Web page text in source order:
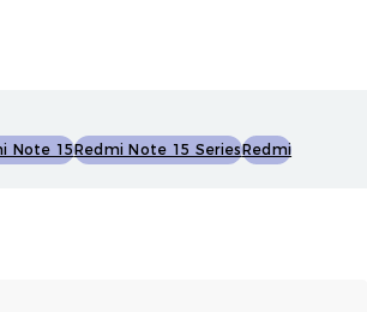
Note 15Redmi Note 15 SeriesRedmi